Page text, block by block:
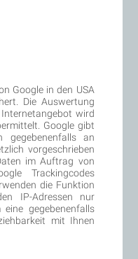
Google in den USA
Die Auswertung
wird
Google gibt
gegebenenfalls an
vorgeschrieben
im Auftrag von
Trackingcodes
die Funktion
IP-Adressen nur
gegebenenfalls
mit Ihnen